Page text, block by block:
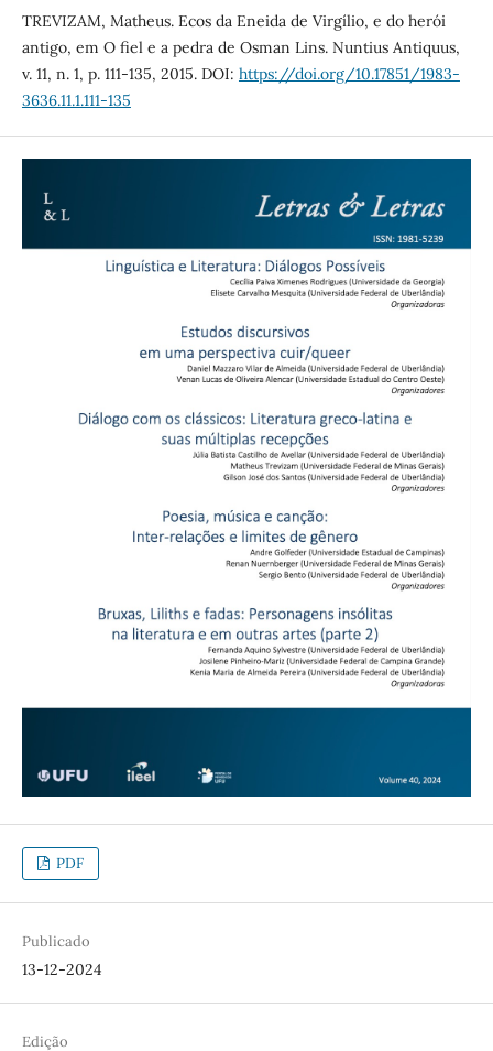
TREVIZAM, Matheus. Ecos da Eneida de Virgílio, e do herói
antigo, em O fiel e a pedra de Osman Lins. Nuntius Antiquus,
v. 11, n. 1, p. 111-135, 2015. DOI: https://doi.org/10.17851/1983-
3636.11.1.111-135
PDF
Publicado
13-12-2024
Edição